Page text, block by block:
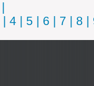
4 5 6 7 8